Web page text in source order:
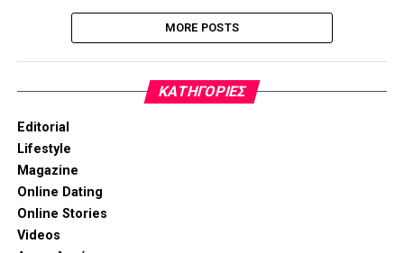
MORE POSTS
KΑΤΗΓΟΡΊΕΣ
Editorial
Lifestyle
Magazine
Online Dating
Online Stories
Videos